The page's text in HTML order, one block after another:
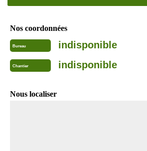
Nos coordonnées
Bureau indisponible
Chantier indisponible
Nous localiser